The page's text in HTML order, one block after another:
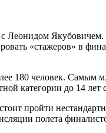
Леонидом
«стажеров» в
180 человек.
категории до 14 лет
пройти
полета